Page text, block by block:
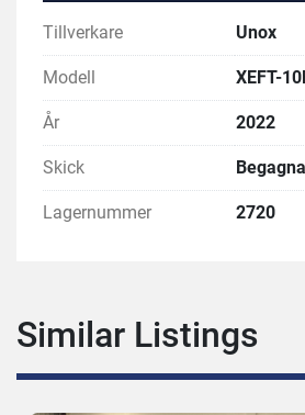
Tillverkare Unox
Modell XEFT-
År 2022
Skick
Lagernummer 2720
Similar Listings